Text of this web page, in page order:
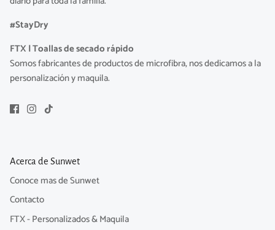
#StayDry
FTX | Toallas de secado rápido
Somos fabricantes de productos de microfibra, nos dedicamos a la
personalización y maquila.
Acerca de Sunwet
Conoce mas de Sunwet
Contacto
FTX - Personalizados & Maquila